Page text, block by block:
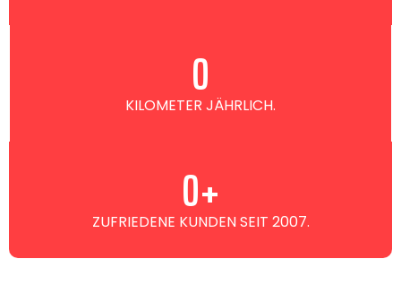
KILOMETER JÄHRLICH.
0
ZUFRIEDENE KUNDEN SEIT 2007.
0+